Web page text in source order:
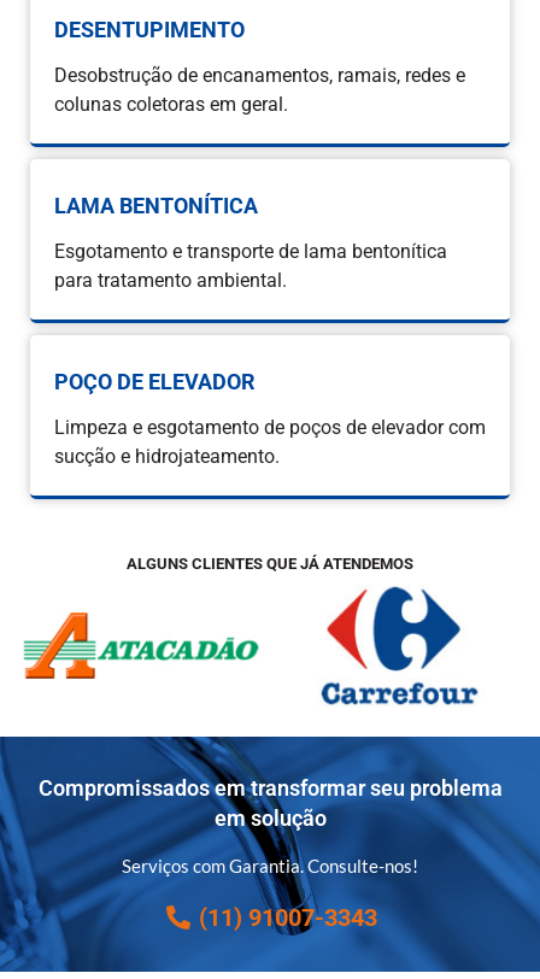
DESENTUPIMENTO
Desobstrução de encanamentos, ramais, redes e
colunas coletoras em geral.
LAMA BENTONÍTICA
Esgotamento e transporte de lama bentonítica
para tratamento ambiental.
POÇO DE ELEVADOR
Limpeza e esgotamento de poços de elevador com
sucção e hidrojateamento.
ALGUNS CLIENTES QUE JÁ ATENDEMOS
Compromissados em transformar seu problema
em solução
Serviços com Garantia. Consulte-nos!
(11) 91007-3343